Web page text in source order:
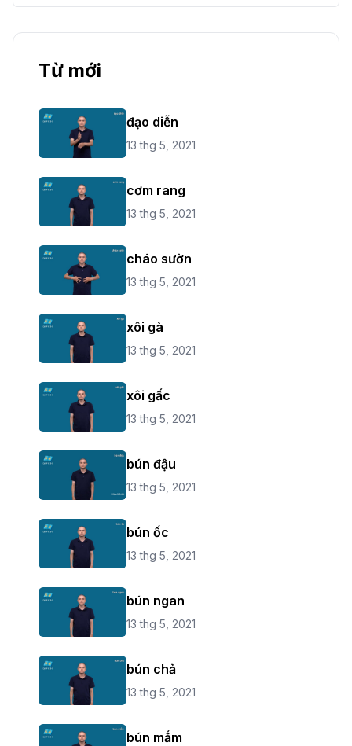
Từ mới
đạo diễn
13 thg 5, 2021
cơm rang
13 thg 5, 2021
cháo sườn
13 thg 5, 2021
xôi gà
13 thg 5, 2021
xôi gấc
13 thg 5, 2021
bún đậu
13 thg 5, 2021
bún ốc
13 thg 5, 2021
bún ngan
13 thg 5, 2021
bún chả
13 thg 5, 2021
bún mắm